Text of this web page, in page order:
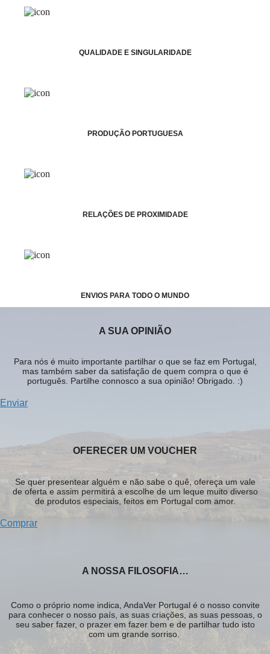
QUALIDADE E SINGULARIDADE
PRODUÇÃO PORTUGUESA
RELAÇÕES DE PROXIMIDADE
ENVIOS PARA TODO O MUNDO
A SUA OPINIÃO
Para nós é muito importante partilhar o que se faz em Portugal,
mas também saber da satisfação de quem compra o que é
português. Partilhe connosco a sua opinião! Obrigado. :)
Enviar
OFERECER UM VOUCHER
Se quer presentear alguém e não sabe o quê, ofereça um vale
de oferta e assim permitirá a escolhe de um leque muito diverso
de produtos especiais, feitos em Portugal com amor.
Comprar
A NOSSA FILOSOFIA…
Como o próprio nome indica, AndaVer Portugal é o nosso convite
para conhecer o nosso país, as suas criações, as suas pessoas, o
seu saber fazer, o prazer em fazer bem e de partilhar tudo isto
com um grande sorriso.